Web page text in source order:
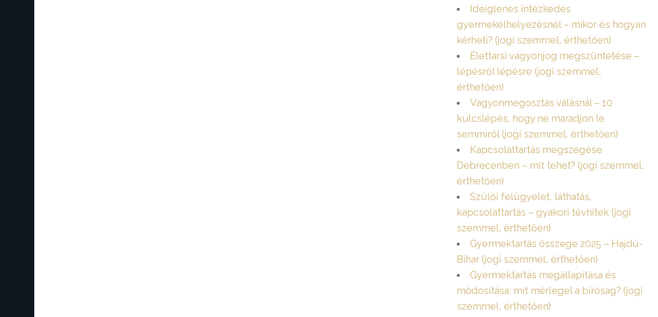
Ideiglenes intézkedés
gyermekelhelyezésnél – mikor és hogyan
kérheti? (jogi szemmel, érthetően)
Élettársi vagyonjog megszüntetése –
lépésről lépésre (jogi szemmel,
érthetően)
Vagyonmegosztás válásnál – 10
kulcslépés, hogy ne maradjon le
semmiről (jogi szemmel, érthetően)
Kapcsolattartás megszegése
Debrecenben – mit tehet? (jogi szemmel,
érthetően)
Szülői felügyelet, láthatás,
kapcsolattartás – gyakori tévhitek (jogi
szemmel, érthetően)
Gyermektartás összege 2025 – Hajdú-
Bihar (jogi szemmel, érthetően)
Gyermektartás megállapítása és
módosítása: mit mérlegel a bíróság? (jogi
szemmel, érthetően)